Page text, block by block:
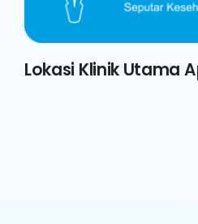
Lokasi Klinik Utama